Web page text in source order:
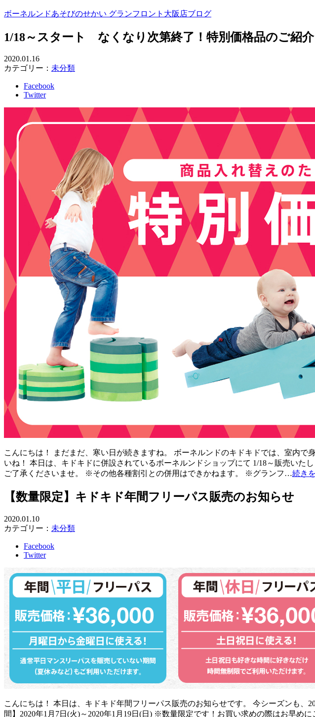
ボーネルンドあそびのせかい グランフロント大阪店ブログ
1/18～スタート なくなり次第終了！特別価格品のご紹介
2020.01.16
カテゴリー： 未分類
Facebook
Twitter
こんにちは！ まだまだ、寒い日が続きますね。 ボーネルンドのキドキドでは、室内
いね！ 本日は、キドキドに併設されているボーネルンドショップにて 1/18～販売い
ご了承くださいませ。 ※その他各種割引との併用はできかねます。 ※グランフ…続き
【数量限定】キドキド年間フリーパス販売のお知らせ
2020.01.10
カテゴリー： 未分類
Facebook
Twitter
こんにちは！ 本日は、キドキド年間フリーパス販売のお知らせです。 今シーズンも
間】2020年1月7日(火)～2020年1月19日(日) ※数量限定です！お買い求めの際はお早